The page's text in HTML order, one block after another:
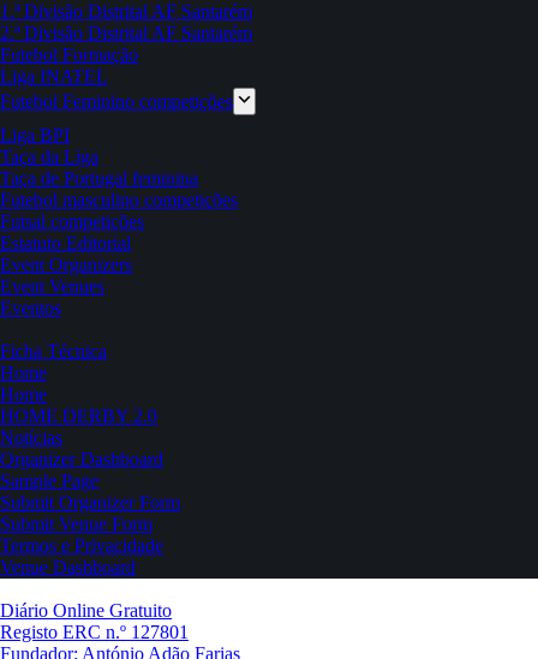
1.ª Divisão Distrital AF Santarém
2.ª Divisão Distrital AF Santarém
Futebol Formação
Liga INATEL
Futebol Feminino competições
Liga BPI
Taça da Liga
Taça de Portugal feminina
Futebol masculino competições
Futsal competições
Estatuto Editorial
Event Organizers
Event Venues
Eventos
Ficha Técnica
Home
Home
HOME DERBY 2.0
Notícias
Organizer Dashboard
Sample Page
Submit Organizer Form
Submit Venue Form
Termos e Privacidade
Venue Dashboard
Diário Online Gratuito
Registo ERC n.º 127801
Fundador: António Adão Farias